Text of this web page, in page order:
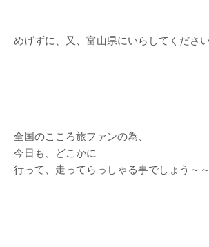
めげずに、又、富山県にいらしてください
全国のこころ旅ファンの為、
今日も、どこかに
行って、走ってらっしゃる事でしょう～